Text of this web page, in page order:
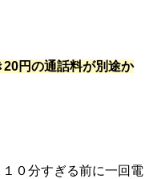
20円の通話料が別途か
０分すぎる前に一回電